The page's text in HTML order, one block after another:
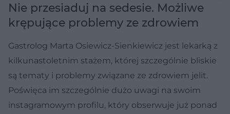
Nie przesiaduj na sedesie. Możliwe
krępujące problemy ze zdrowiem
Gastrolog Marta Osiewicz-Sienkiewicz jest lekarką z
kilkunastoletnim stażem, której szczególnie bliskie
są tematy i problemy związane ze zdrowiem jelit.
Poświęca im szczególnie dużo uwagi na swoim
instagramowym profilu, który obserwuje już ponad